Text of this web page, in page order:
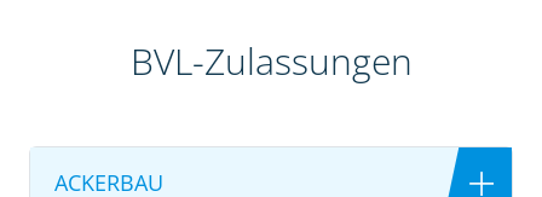
BVL-Zulassungen
ACKERBAU